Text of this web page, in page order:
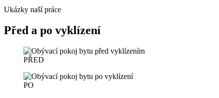
Ukázky naší práce
Před a po vyklízení
PŘED
PO